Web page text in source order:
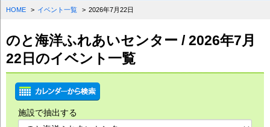
HOME イベント一覧 2026年7月22日
のと海洋ふれあいセンター / 2026年7月
22日のイベント一覧
施設で抽出する